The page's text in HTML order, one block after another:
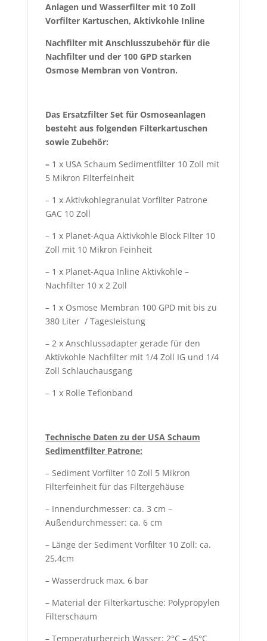
Anlagen und Wasserfilter mit 10 Zoll
Vorfilter Kartuschen, Aktivkohle Inline
Nachfilter mit Anschlusszubehör für die
Nachfilter und der 100 GPD starken
Osmose Membran von Vontron.
Das Ersatzfilter Set für Osmoseanlagen
besteht aus folgenden Filterkartuschen
sowie Zubehör:
–1 x USA Schaum Sedimentfilter 10 Zoll mit
5 Mikron Filterfeinheit
– 1 x Aktivkohlegranulat Vorfilter Patrone
GAC 10 Zoll
– 1 x Planet-Aqua Aktivkohle Block Filter 10
Zoll mit 10 Mikron Feinheit
– 1 x Planet-Aqua Inline Aktivkohle –
Nachfilter 10 x 2 Zoll
– 1 x Osmose Membran 100 GPD mit bis zu
380 Liter / Tagesleistung
– 2 x Anschlussadapter gerade für den
Aktivkohle Nachfilter mit 1/4 Zoll IG und 1/4
Zoll Schlauchausgang
– 1 x Rolle Teflonband
Technische Daten zu der USA Schaum
Sedimentfilter Patrone:
– Sediment Vorfilter 10 Zoll 5 Mikron
Filterfeinheit für das Filtergehäuse
– Innendurchmesser: ca. 3 cm –
Außendurchmesser: ca. 6 cm
– Länge der Sediment Vorfilter 10 Zoll: ca.
25,4cm
– Wasserdruck max. 6 bar
– Material der Filterkartusche: Polypropylen
Filterschaum
– Temperaturbereich Wasser: 2°C – 45°C